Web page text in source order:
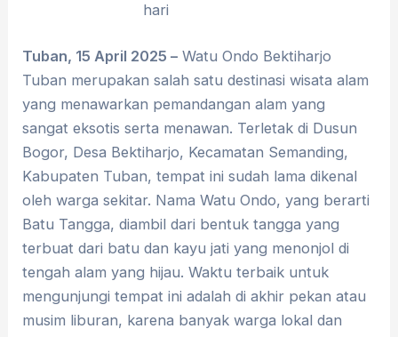
hari
Tuban, 15 April 2025 – Watu Ondo Bektiharjo
Tuban merupakan salah satu destinasi wisata alam
yang menawarkan pemandangan alam yang
sangat eksotis serta menawan. Terletak di Dusun
Bogor, Desa Bektiharjo, Kecamatan Semanding,
Kabupaten Tuban, tempat ini sudah lama dikenal
oleh warga sekitar. Nama Watu Ondo, yang berarti
Batu Tangga, diambil dari bentuk tangga yang
terbuat dari batu dan kayu jati yang menonjol di
tengah alam yang hijau. Waktu terbaik untuk
mengunjungi tempat ini adalah di akhir pekan atau
musim liburan, karena banyak warga lokal dan